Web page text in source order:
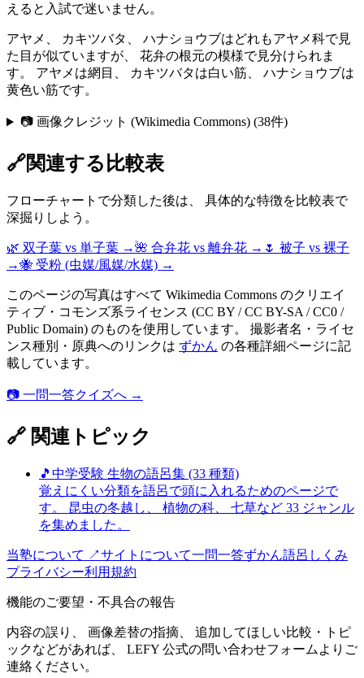
えると入試で迷いません。
アヤメ、 カキツバタ、 ハナショウブはどれもアヤメ科で見
た目が似ていますが、 花弁の根元の模様で見分けられま
す。 アヤメは網目、 カキツバタは白い筋、 ハナショウブは
黄色い筋です。
📷 画像クレジット (Wikimedia Commons) (38件)
🔗関連する比較表
フローチャートで分類した後は、 具体的な特徴を比較表で
深掘りしよう。
🌿 双子葉 vs 単子葉 →🌺 合弁花 vs 離弁花 → 🌷 被子 vs 裸子
→🐝 受粉 (虫媒/風媒/水媒) →
このページの写真はすべて Wikimedia Commons のクリエイ
ティブ・コモンズ系ライセンス (CC BY / CC BY-SA / CC0 /
Public Domain) のものを使用しています。 撮影者名・ライセ
ンス種別・原典へのリンクは ずかん の各種詳細ページに記
載しています。
📷 一問一答クイズへ →
🔗 関連トピック
🎵 中学受験 生物の語呂集 (33 種類)
覚えにくい分類を語呂で頭に入れるためのページで
す。 昆虫の冬越し、 植物の科、 七草など 33 ジャンル
を集めました。
当塾について ↗サイトについて一問一答ずかん語呂 しくみ
プライバシー利用規約
機能のご要望・不具合の報告
内容の誤り、 画像差替の指摘、 追加してほしい比較・トピ
ックなどがあれば、 LEFY 公式の問い合わせフォームよりご
連絡ください。